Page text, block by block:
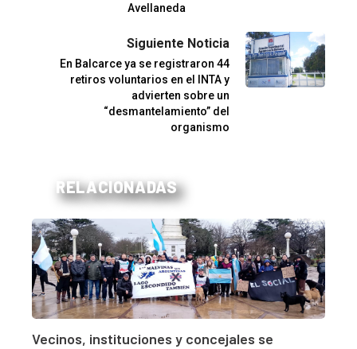
Avellaneda
Siguiente Noticia
En Balcarce ya se registraron 44
retiros voluntarios en el INTA y
advierten sobre un
“desmantelamiento” del
organismo
RELACIONADAS
Vecinos, instituciones y concejales se